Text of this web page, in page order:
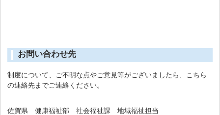
お問い合わせ先
制度について、ご不明な点やご意見等がございましたら、こちら
の連絡先までご連絡ください。
佐賀県 健康福祉部 社会福祉課 地域福祉担当